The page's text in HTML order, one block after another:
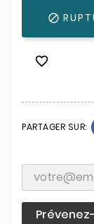


PARTAGER SUR: